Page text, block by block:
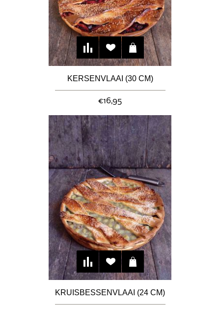
KERSENVLAAI (30 CM)
€16,95
KRUISBESSENVLAAI (24 CM)